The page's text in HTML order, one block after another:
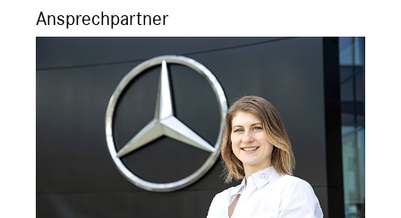
Ansprechpartner